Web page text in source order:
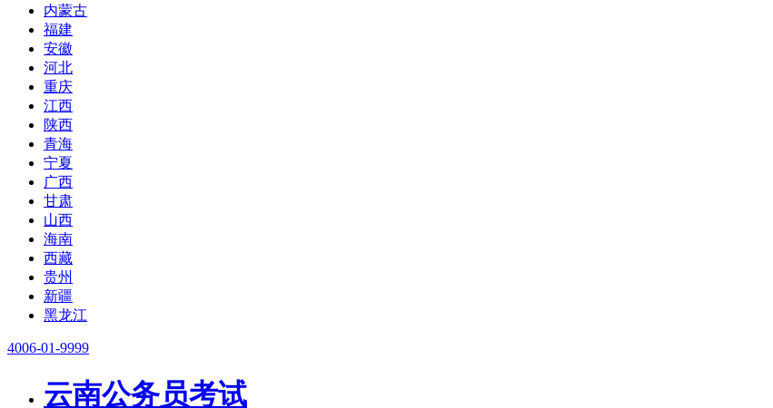
内蒙古
福建
安徽
河北
重庆
江西
陕西
青海
宁夏
广西
甘肃
山西
海南
西藏
贵州
新疆
黑龙江
4006-01-9999
云南公务员考试